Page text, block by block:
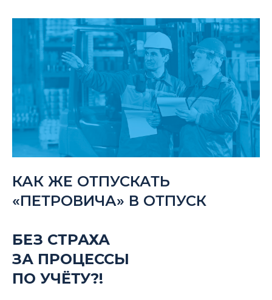
КАК ЖЕ ОТПУСКАТЬ
«ПЕТРОВИЧА» В ОТПУСК
БЕЗ СТРАХА
ЗА ПРОЦЕССЫ
ПО УЧЁТУ?!